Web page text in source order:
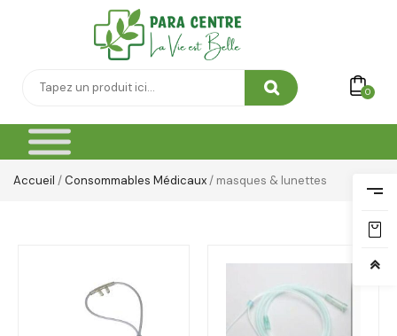
0
Accueil /Consommables Médicaux/ masques & lunettes